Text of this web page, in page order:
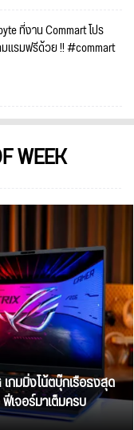
ที่งาน Commart โปร
แรมฟรีด้วย !! #commart
WEEK
กมมิ่งโน้ตบุ๊กเรือธงสุด
จอร์มาเต็มครบ